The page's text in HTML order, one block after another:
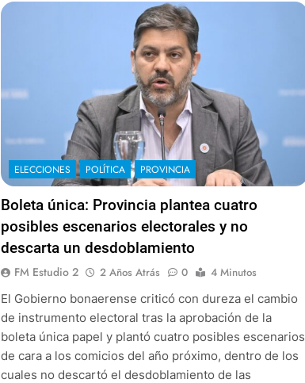
ELECCIONES POLÍTICA PROVINCIA
Boleta única: Provincia plantea cuatro
posibles escenarios electorales y no
descarta un desdoblamiento
FM Estudio 2 2 Años Atrás 0
4 Minutos
El Gobierno bonaerense criticó con dureza el cambio
de instrumento electoral tras la aprobación de la
boleta única papel y plantó cuatro posibles escenarios
de cara a los comicios del año próximo, dentro de los
cuales no descartó el desdoblamiento de las